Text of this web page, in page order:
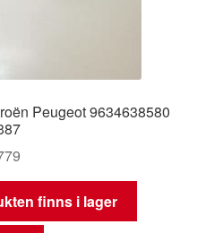
Peugeot 9634638580
finns i lager